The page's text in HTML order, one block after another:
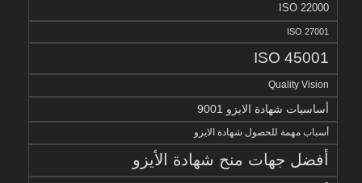
ISO 22000
ISO 27001
ISO 45001
Quality Vision
أساسيات شهادة الايزو 9001
أسباب مهمة للحصول شهادة الايزو
أفضل جهات منح شهادة الأيزو